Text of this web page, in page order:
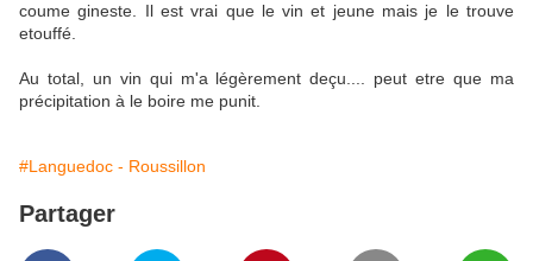
coume gineste. Il est vrai que le vin et jeune mais je le trouve
etouffé.
Au total, un vin qui m'a légèrement deçu.... peut etre que ma
précipitation à le boire me punit.
#Languedoc - Roussillon
Partager